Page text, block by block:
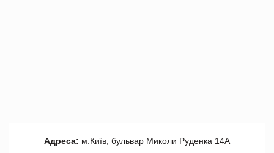
Адреса: м.Київ, бульвар Миколи Руденка 14А